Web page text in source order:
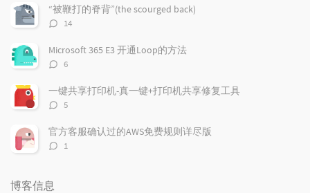
数：
“被鞭打的脊背”(the scourged back)
评
数：
14
Microsoft 365 E3 开通Loop的方法
评
数：
6
一键共享打印机-真一键+打印机共享修复工具
评
数：
5
官方客服确认过的AWS免费规则详尽版
评1
博客信息